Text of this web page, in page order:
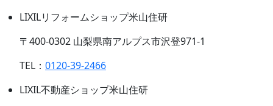
LIXILリフォームショップ米山住研
〒400-0302 山梨県南アルプス市沢登971-1
TEL： 0120-39-2466
LIXIL不動産ショップ米山住研